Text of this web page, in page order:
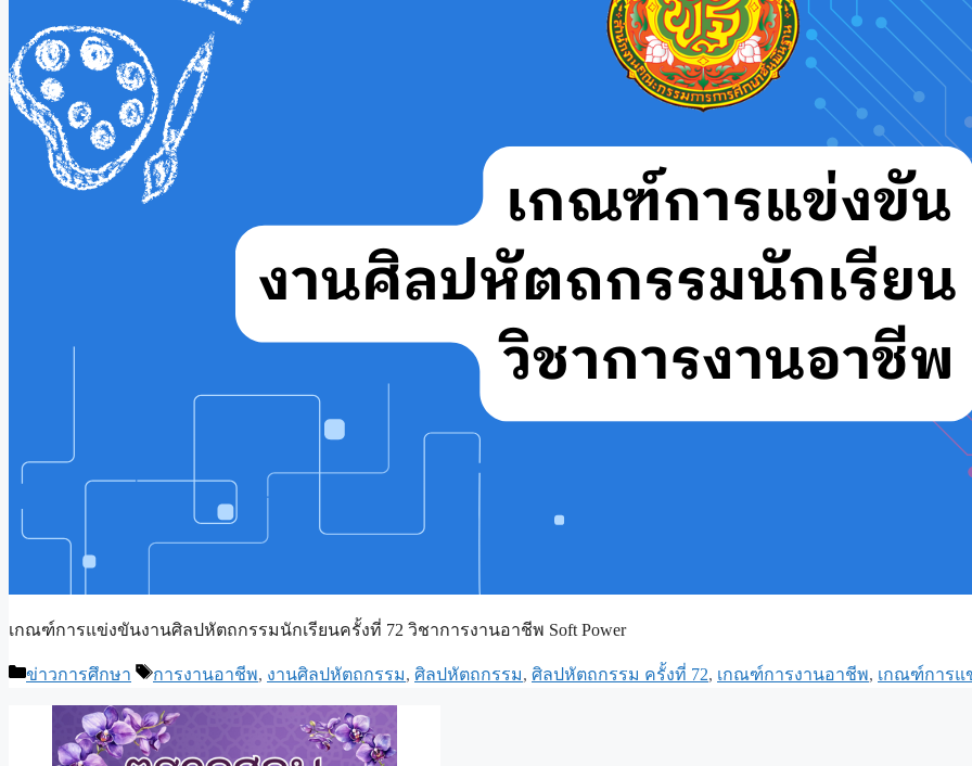
เกณฑ์การแข่งขันงานศิลปหัตถกรรมนักเรียนครั้งที่ 72 วิชาการงานอาชีพ Soft Power
Categories
ข่าวการศึกษา Tags
การงานอาชีพ, งานศิลปหัตถกรรม, ศิลปหัตถกรรม, ศิลปหัตถกรรม ครั้งที่ 72, เกณฑ์การงานอาชีพ, เกณฑ์การแ